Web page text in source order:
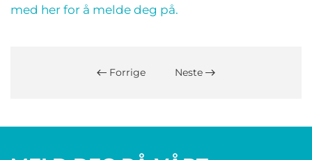
med her for å melde deg på.
Forrige Neste